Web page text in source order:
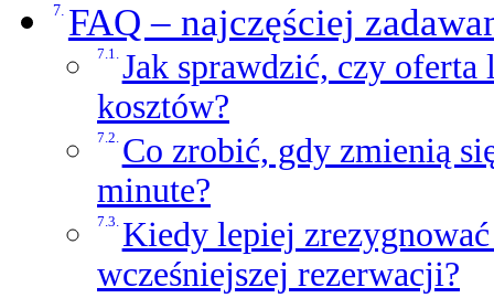
FAQ – najczęściej
Jak sprawdzić, czy
kosztów?
Co zrobić, gdy zmienią
minute?
Kiedy lepiej
wcześniejszej rezerwacji?